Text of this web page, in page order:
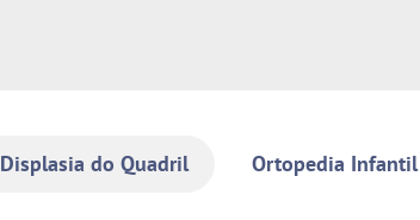
Displasia do Quadril Ortopedia Infantil